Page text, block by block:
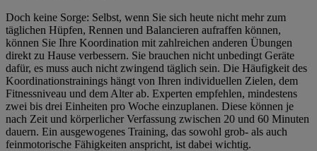
Doch keine Sorge: Selbst, wenn Sie sich heute nicht mehr zum
täglichen Hüpfen, Rennen und Balancieren aufraffen können,
können Sie Ihre Koordination mit zahlreichen anderen Übungen
direkt zu Hause verbessern. Sie brauchen nicht unbedingt Geräte
dafür, es muss auch nicht zwingend täglich sein. Die Häufigkeit des
Koordinationstrainings hängt von Ihren individuellen Zielen, dem
Fitnessniveau und dem Alter ab. Experten empfehlen, mindestens
zwei bis drei Einheiten pro Woche einzuplanen. Diese können je
nach Zeit und körperlicher Verfassung zwischen 20 und 60 Minuten
dauern. Ein ausgewogenes Training, das sowohl grob- als auch
feinmotorische Fähigkeiten anspricht, ist dabei wichtig.